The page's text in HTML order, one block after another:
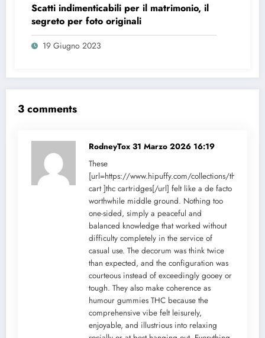
Scatti indimenticabili per il matrimonio, il
segreto per foto originali
19 Giugno 2023
3 comments
RodneyTox 31 Marzo 2026 16:19
These
[url=https://www.hipuffy.com/collections/thc-
cart ]thc cartridges[/url] felt like a de facto
worthwhile middle ground. Nothing too
one-sided, simply a peaceful and
balanced knowledge that worked without
difficulty completely in the service of
casual use. The decorum was think twice
than expected, and the configuration was
courteous instead of exceedingly gooey or
tough. They also make coherence as
humour gummies THC because the
comprehensive vibe felt leisurely,
enjoyable, and illustrious into relaxing